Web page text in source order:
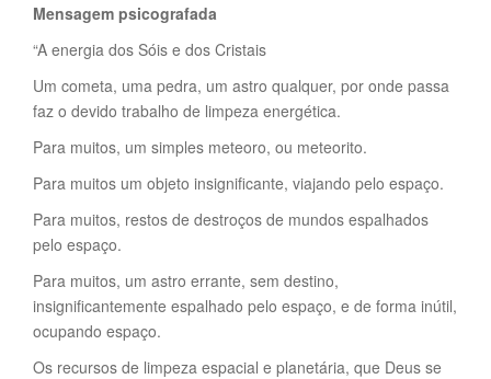
Mensagem psicografada
“A energia dos Sóis e dos Cristais
Um cometa, uma pedra, um astro qualquer, por onde passa
faz o devido trabalho de limpeza energética.
Para muitos, um simples meteoro, ou meteorito.
Para muitos um objeto insignificante, viajando pelo espaço.
Para muitos, restos de destroços de mundos espalhados
pelo espaço.
Para muitos, um astro errante, sem destino,
insignificantemente espalhado pelo espaço, e de forma inútil,
ocupando espaço.
Os recursos de limpeza espacial e planetária, que Deus se